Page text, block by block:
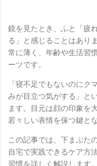
鏡を見たとき、ふと「疲
る」と感じることはあり
常に薄く、年齢や生活習
ーツです。
「寝不足でもないのにク
みが目立つ気がする」と
ます。目元は顔の印象を
若々しい表情を保つ鍵と
この記事では、下まぶた
自宅で実践できるケア方
習慣を詳しく解説します。